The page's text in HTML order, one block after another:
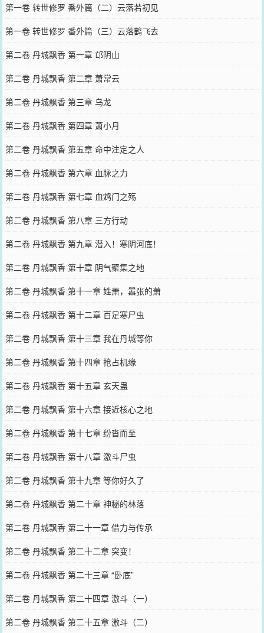
第一卷 转世修罗 番外篇（二）云落若初见
第一卷 转世修罗 番外篇（三）云落鹤飞去
第二卷 丹城飘香 第一章 邙阴山
第二卷 丹城飘香 第二章 萧常云
第二卷 丹城飘香 第三章 乌龙
第二卷 丹城飘香 第四章 萧小月
第二卷 丹城飘香 第五章 命中注定之人
第二卷 丹城飘香 第六章 血脉之力
第二卷 丹城飘香 第七章 血鸩门之殇
第二卷 丹城飘香 第八章 三方行动
第二卷 丹城飘香 第九章 潜入！寒阴河底！
第二卷 丹城飘香 第十章 阴气聚集之地
第二卷 丹城飘香 第十一章 姓萧，嚣张的萧
第二卷 丹城飘香 第十二章 百足寒尸虫
第二卷 丹城飘香 第十三章 我在丹城等你
第二卷 丹城飘香 第十四章 抢占机缘
第二卷 丹城飘香 第十五章 玄天蛊
第二卷 丹城飘香 第十六章 接近核心之地
第二卷 丹城飘香 第十七章 纷沓而至
第二卷 丹城飘香 第十八章 激斗尸虫
第二卷 丹城飘香 第十九章 等你好久了
第二卷 丹城飘香 第二十章 神秘的林落
第二卷 丹城飘香 第二十一章 借力与传承
第二卷 丹城飘香 第二十二章 突变！
第二卷 丹城飘香 第二十三章 “卧底”
第二卷 丹城飘香 第二十四章 激斗（一）
第二卷 丹城飘香 第二十五章 激斗（二）